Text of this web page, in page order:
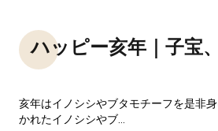
ハッピー亥年｜子宝
亥年はイノシシやブタモチーフを是非
かれたイノシシやブ...